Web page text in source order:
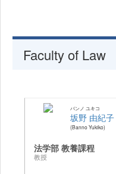
Faculty of Law
バンノ ユキコ
坂野 由紀子
Banno Yukiko
法学部 教養課程
教授